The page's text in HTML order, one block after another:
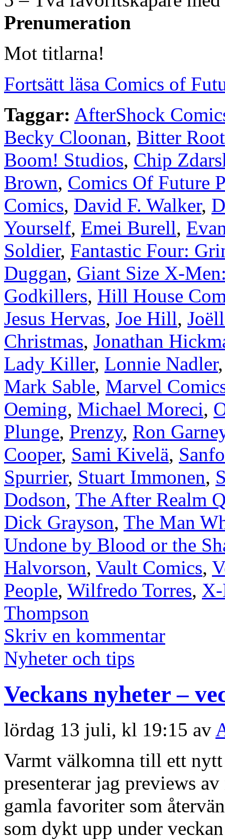
Prenumeration
Mot titlarna!
Fortsätt läsa Comics of
Taggar: AfterShock
Becky Cloonan, Bitter Root
Boom! Studios, Chip
Brown, Comics Of Future
Comics, David F. Walker,
Yourself, Emei Burell,
Soldier, Fantastic Four:
Duggan, Giant Size X-
Godkillers, Hill House
Jesus Hervas, Joe Hill,
Christmas, Jonathan
Lady Killer, Lonnie Nadler
Mark Sable, Marvel
Oeming, Michael Moreci,
Plunge, Prenzy, Ron
Cooper, Sami Kivelä,
Spurrier, Stuart Immonen,
Dodson, The After Realm
Dick Grayson, The Man
Undone by Blood or the
Halvorson, Vault Comics,
People, Wilfredo Torres, X-
Thompson
Skriv en kommentar
Nyheter och tips
Veckans nyheter –
lördag 13 juli, kl 19:15 av
Varmt välkomna till ett
presenterar jag previews
gamla favoriter som
som dykt upp under